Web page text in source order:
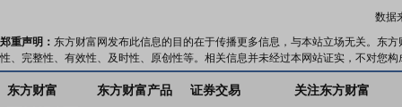
数据
郑重声明： 东方财富网发布此信息的目的在于传播更多信息，与本站立场无关。东
性、完整性、有效性、及时性、原创性等。相关信息并未经过本网站证实，不对您
东方财富 东方财富产品 证券交易 关注东方财富